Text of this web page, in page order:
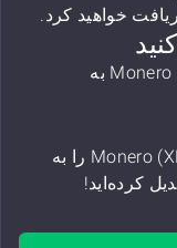
برای پردازش تراکنش از Monero (XMR) به
سپس واریز را انجام دهید و Monero (XMR) را به